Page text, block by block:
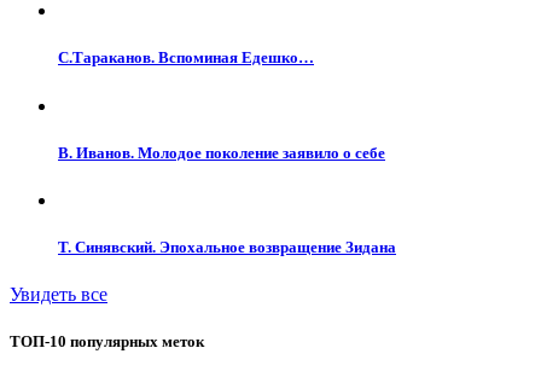
С.Тараканов. Вспоминая Едешко…
В. Иванов. Молодое поколение заявило о себе
Т. Синявский. Эпохальное возвращение Зидана
Увидеть все
ТОП-10 популярных меток